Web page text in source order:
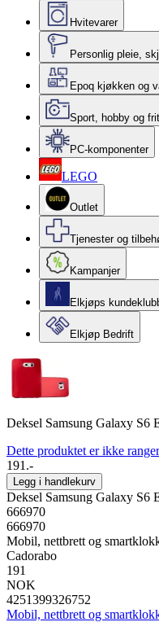
Hvitevarer
Personlig pleie,
Epoq kjøkken og
Sport, hobby og
PC-komponenter
LEGO
Outlet
Tjenester og
Kampanjer
Elkjøps
Elkjøp Bedrift
Deksel Samsung Galaxy S6
Dette produktet er ikke
191.-
Legg i handlekurv
Deksel Samsung Galaxy S6
666970
666970
Mobil, nettbrett og
Cadorabo
191
NOK
4251399326752
Mobil, nettbrett og